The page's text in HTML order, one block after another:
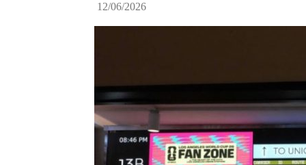
12/06/2026